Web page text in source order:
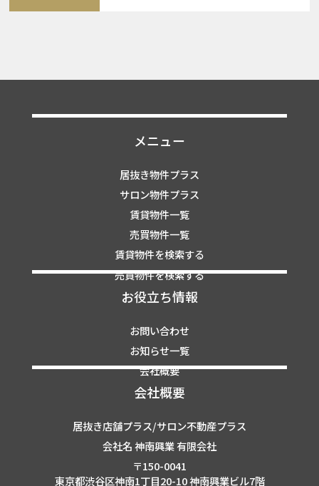
メニュー
居抜き物件プラス
サロン物件プラス
賃貸物件一覧
売買物件一覧
賃貸物件を検索する
売買物件を検索する
お役立ち情報
お問い合わせ
お知らせ一覧
会社概要
会社概要
居抜き店舗プラス/サロン不動産プラス
会社名 神南興業 有限会社
〒150-0041
東京都渋谷区神南1丁目20-10 神南興業ビル7階